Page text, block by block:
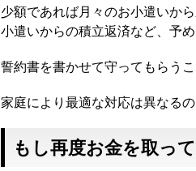
少額であれば月々のお小遣いか
小遣いからの積立返済など、予
誓約書を書かせて守ってもらう
家庭により最適な対応は異なる
もし再度お金を取っ